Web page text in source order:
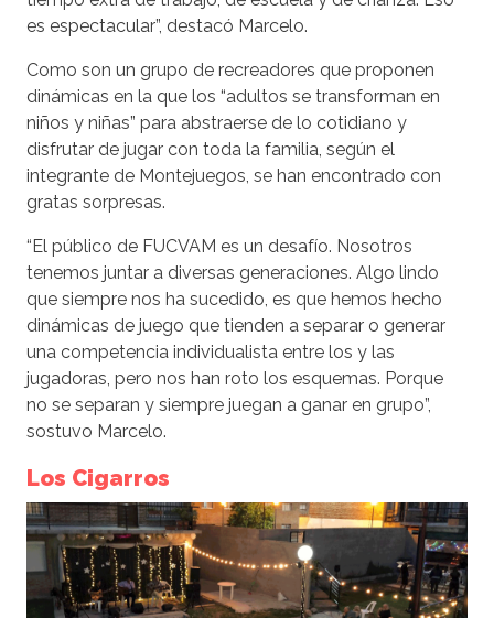
es espectacular”, destacó Marcelo.
Como son un grupo de recreadores que proponen
dinámicas en la que los “adultos se transforman en
niños y niñas” para abstraerse de lo cotidiano y
disfrutar de jugar con toda la familia, según el
integrante de Montejuegos, se han encontrado con
gratas sorpresas.
“El público de FUCVAM es un desafío. Nosotros
tenemos juntar a diversas generaciones. Algo lindo
que siempre nos ha sucedido, es que hemos hecho
dinámicas de juego que tienden a separar o generar
una competencia individualista entre los y las
jugadoras, pero nos han roto los esquemas. Porque
no se separan y siempre juegan a ganar en grupo”,
sostuvo Marcelo.
Los Cigarros